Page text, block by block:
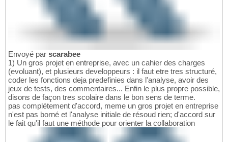
Envoyé par scarabee
1) Un gros projet en entreprise, avec un cahier des charges
(evoluant), et plusieurs developpeurs : il faut etre tres structuré,
coder les fonctions deja predefinies dans l'analyse, avoir des
jeux de tests, des commentaires... Enfin le plus propre possible,
disons de façon tres scolaire dans le bon sens de terme.
pas complétement d'accord, meme un gros projet en entreprise
n'est pas borné et l'analyse initiale de résoud rien; d'accord sur
le fait qu'il faut une méthode pour orienter la collaboration